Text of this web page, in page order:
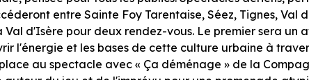
entre Sainte Foy Tarentaise, Séez, Tignes, Val
Val d'Isère pour deux rendez-vous. Le premier sera un
l'énergie et les bases de cette culture urbaine à
au spectacle avec « Ça déménage » de la